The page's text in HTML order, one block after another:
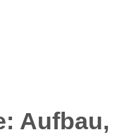
Aufbau,